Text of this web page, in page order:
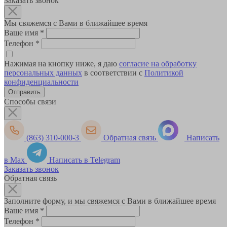
Мы свяжемся с Вами в ближайшее время
Ваше имя *
Телефон *
Нажимая на кнопку ниже, я даю согласие на обработку
персональных данных в соответствии с Политикой
конфиденциальности
Способы связи
(863) 310-000-3 Обратная связь Написать
в Max
Написать в Telegram
Заказать звонок
Обратная связь
Заполните форму, и мы свяжемся с Вами в ближайшее время
Ваше имя *
Телефон *